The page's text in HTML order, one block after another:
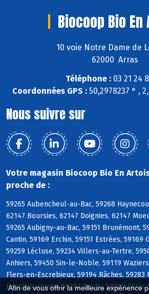
Afin de vous offrir la meilleure expérience
Biocoop Bio
10 voie Notre Dame de
62000 Arras
Téléphone : 03 21 24
Coordonnées GPS : 50,2978237 ° ,
Nous suivre sur
Votre magasin Biocoop Bio En
proche de :
59265 Aubencheul-au-Bac, 59268
62147 Boursies, 62147 Doignies, 62147
59265 Aubigny-au-Bac, 59151 Brunémont,
Cantin, 59169 Erchin, 59151 Estrées, 59169
59259 Lécluse, 59234 Villers-au-Tertre,
Anhiers, 59450 Sin-le-Noble, 59119
Flers-en-Escrebieux, 59194 Râches, 59283
Roost-Warendin, 59187 Dechy, 59169 Férin,